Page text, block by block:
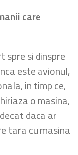
care
spre si dinspre
este avionul,
in timp ce,
o masina,
daca ar
tara cu masina